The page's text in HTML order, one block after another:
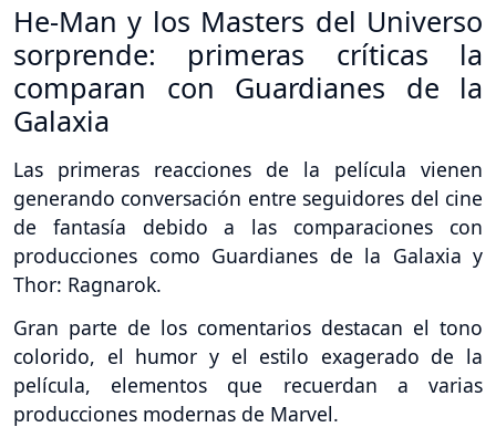
He-Man y los Masters del Universo
sorprende: primeras críticas la
comparan con Guardianes de la
Galaxia
Las primeras reacciones de la película vienen
generando conversación entre seguidores del cine
de fantasía debido a las comparaciones con
producciones como Guardianes de la Galaxia y
Thor: Ragnarok.
Gran parte de los comentarios destacan el tono
colorido, el humor y el estilo exagerado de la
película, elementos que recuerdan a varias
producciones modernas de Marvel.